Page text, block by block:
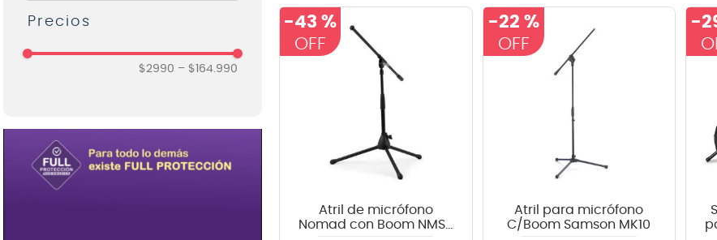
Cables y Conectores Audio
Micrófonos Cámara
Cuerdas Frotadas
Fundas y Cases Audio Pro
ARX
Baldassare
Dunlop
Ernie Ball
$2990 – $164.990
-43 %
Atril de micrófono
Nomad con Boom NMS-
-22 %
Atril para micrófono
C/Boom Samson MK10
-
7.
teclado
8
bateria
micrófono